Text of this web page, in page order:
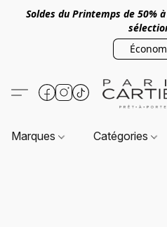
Soldes du Printemps de 50%
Marques Catégories